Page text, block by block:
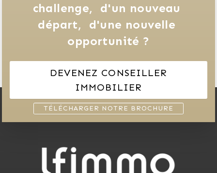
challenge,
d'un nouveau
départ,
d'une nouvelle
opportunité ?
DEVENEZ CONSEILLER
IMMOBILIER
TÉLÉCHARGER NOTRE BROCHURE